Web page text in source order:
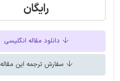
رایگان
دانلود مقاله انگلیسی
سفارش ترجمه این مقاله